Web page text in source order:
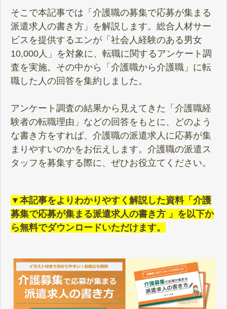
そこで本記事では「介護職の募集で応募が集まる
派遣求人の書き方」を解説します。総合人材サー
ビスを提供するエンが「社会人経験のある男女
10,000人」を対象に、転職に関するアンケート調
査を実施。その中から「介護職から介護職」に転
職した人の回答を集約しました。
アンケート調査の結果から見えてきた「介護職経
験者の転職理由」などの回答をもとに、どのよう
な書き方をすれば、介護職の派遣求人に応募が集
まりやすいのかをお伝えします。介護職の派遣ス
タッフを募集する際に、ぜひお役立てください。
▼本記事をよりわかりやすく解説した資料「介護
募集で応募が集まる派遣求人の書き方 」を以下か
ら無料でダウンロードいただけます。​​​​​​​